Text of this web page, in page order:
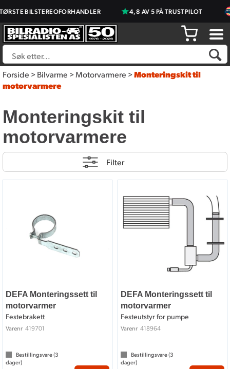
4,8 AV 5 PÅ TRUSTPILOT
Forside>Bilvarme>Motorvarmere>Monteringskit til
motorvarmere
Monteringskit til
motorvarmere
Filter
DEFA Monteringssett til
motorvarmer
Festebrakett
Varenr 419701
Bestillingsvare (3
dager)
DEFA Monteringssett til
motorvarmer
Festeutstyr for pumpe
Varenr 418964
Bestillingsvare (3
dager)